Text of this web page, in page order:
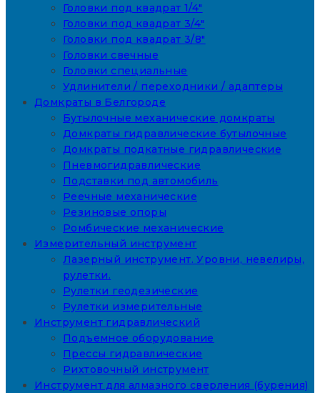
Головки под квадрат 1/4"
Головки под квадрат 3/4"
Головки под квадрат 3/8"
Головки свечные
Головки специальные
Удлинители / переходники / адаптеры
Домкраты в Белгороде
Бутылочные механические домкраты
Домкраты гидравлические бутылочные
Домкраты подкатные гидравлические
Пневмогидравлические
Подставки под автомобиль
Реечные механические
Резиновые опоры
Ромбические механические
Измерительный инструмент
Лазерный инструмент. Уровни, невелиры,
рулетки.
Рулетки геодезические
Рулетки измерительные
Инструмент гидравлический
Подъемное оборудование
Прессы гидравлические
Рихтовочный инструмент
Инструмент для алмазного сверления (бурения)